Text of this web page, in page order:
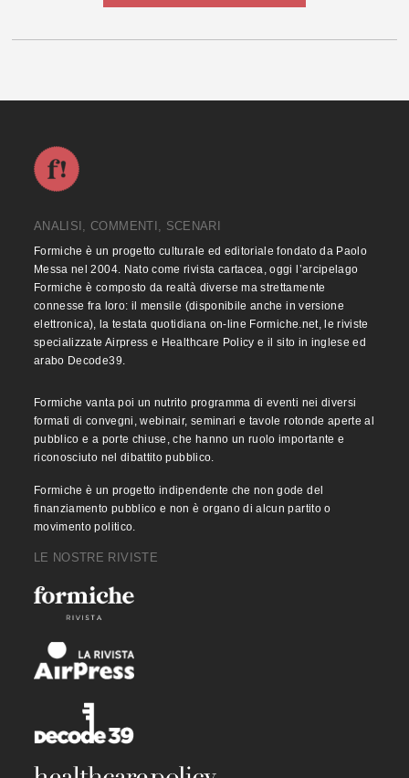
ANALISI, COMMENTI, SCENARI
Formiche è un progetto culturale ed editoriale fondato da Paolo
Messa nel 2004. Nato come rivista cartacea, oggi l’arcipelago
Formiche è composto da realtà diverse ma strettamente
connesse fra loro: il mensile (disponibile anche in versione
elettronica), la testata quotidiana on-line Formiche.net, le riviste
specializzate Airpress e Healthcare Policy e il sito in inglese ed
arabo Decode39.
Formiche vanta poi un nutrito programma di eventi nei diversi
formati di convegni, webinair, seminari e tavole rotonde aperte al
pubblico e a porte chiuse, che hanno un ruolo importante e
riconosciuto nel dibattito pubblico.
Formiche è un progetto indipendente che non gode del
finanziamento pubblico e non è organo di alcun partito o
movimento politico.
LE NOSTRE RIVISTE